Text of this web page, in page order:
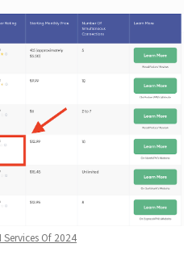
Services Of 2024